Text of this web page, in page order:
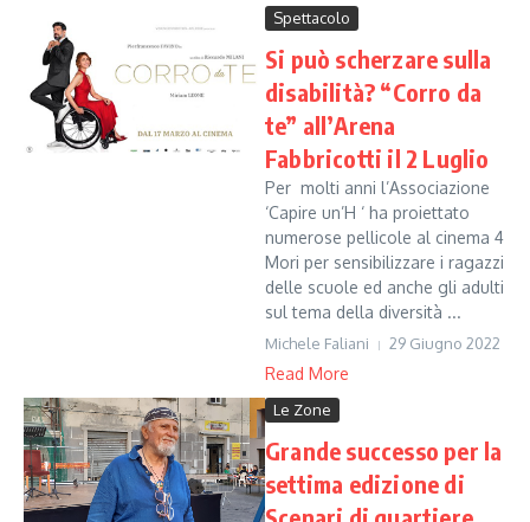
Spettacolo
Si può scherzare sulla
disabilità? “Corro da
te” all’Arena
Fabbricotti il 2 Luglio
Per molti anni l’Associazione
‘Capire un’H ‘ ha proiettato
numerose pellicole al cinema 4
Mori per sensibilizzare i ragazzi
delle scuole ed anche gli adulti
sul tema della diversità ...
Michele Faliani 29 Giugno 2022
Read More
Le Zone
Grande successo per la
settima edizione di